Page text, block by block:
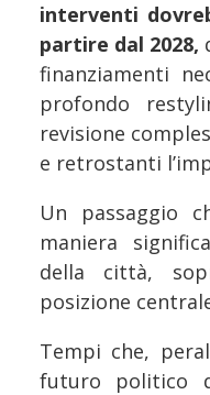
interventi
partire dal 2028,
finanziamenti
profondo
revisione
e retrostanti
Un passaggio
maniera
della città,
posizione
Tempi che,
futuro politico